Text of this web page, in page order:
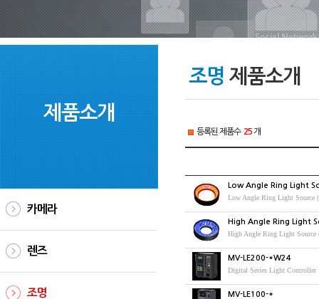
제품소개
카메라
렌즈
조명
조명 제품소개
등록된 제품수 25 개
Low Angle Ring Light
Low Angle Ring Light Source
High Angle Ring Light
High Angle Ring Light Source
MV-LE200-*W24
Digital Series Light Controller
MV-LE100-*